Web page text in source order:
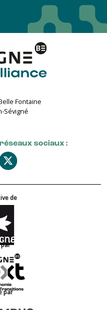
Fontaine
Sévigné
sociaux :
de
par